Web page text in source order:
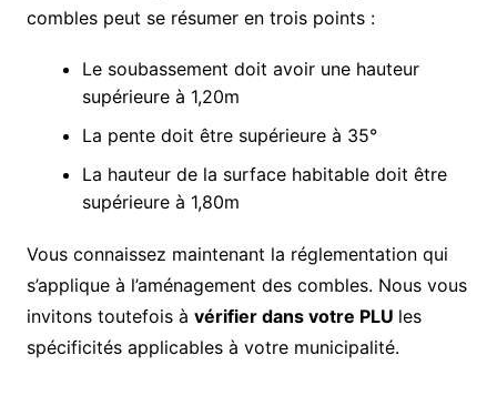
combles peut se résumer en trois points :
Le soubassement doit avoir une hauteur
supérieure à 1,20m
La pente doit être supérieure à 35°
La hauteur de la surface habitable doit être
supérieure à 1,80m
Vous connaissez maintenant la réglementation qui
s’applique à l’aménagement des combles. Nous vous
invitons toutefois à vérifier dans votre PLU les
spécificités applicables à votre municipalité.